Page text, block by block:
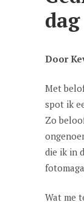
dag
Door
Met
spot ik
Zo
die ik in
Wat me